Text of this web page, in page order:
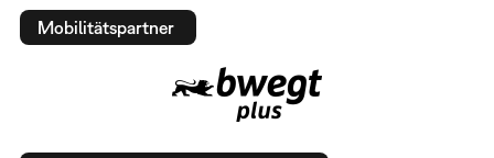
Mobilitätspartner